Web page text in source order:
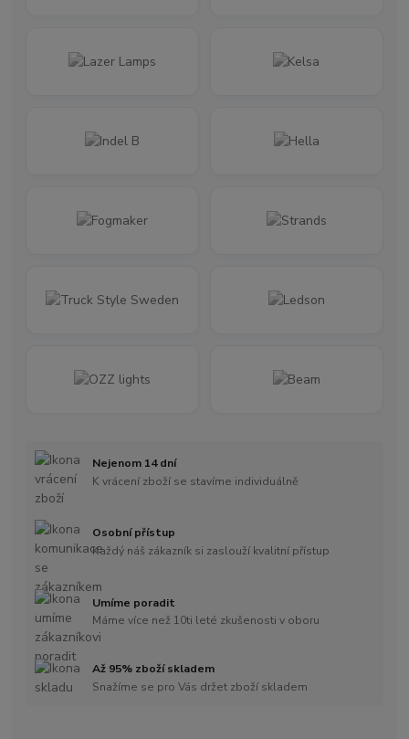
Nejenom 14 dní
K vrácení zboží se stavíme individuálně
Osobní přístup
Každý náš zákazník si zaslouží kvalitní přístup
Umíme poradit
Máme více než 10ti leté zkušenosti v oboru
Až 95% zboží skladem
Snažíme se pro Vás držet zboží skladem